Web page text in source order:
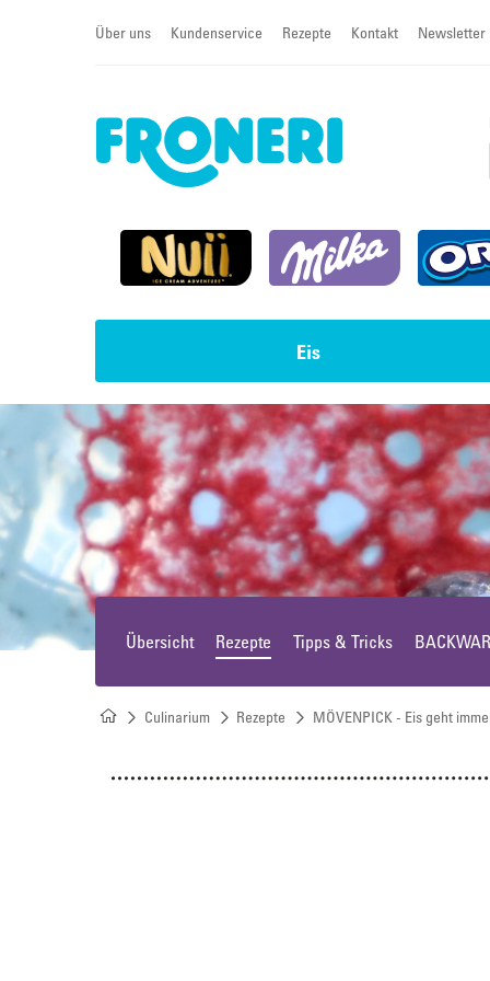
Über uns Kundenservice Rezepte Kontakt Newsletter
Eis
Impulseis
Offeneis
Eiswürfel
Torten & Cremeschnitten
Rundkuchen & Plattenkuchen
Süßes Kleingebäck
Übersicht Rezepte Tipps & Tricks
Culinarium Rezepte MÖVENPICK - Eis geht